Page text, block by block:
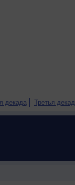
декада Третья